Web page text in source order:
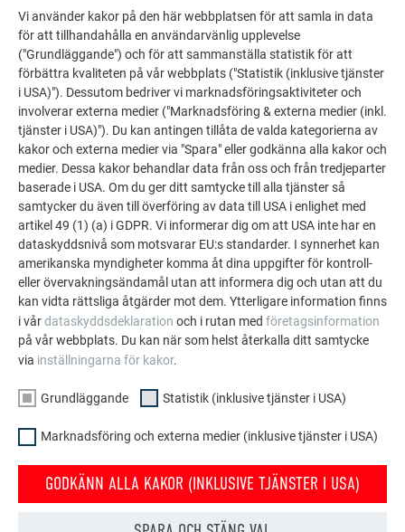
annars orsaka korrosion.
Blanda inga rengöringsmedel och följ tillverkarens
anvisningar för rengöringsmedlet.
Använd endast neutrala rengöringsmedel för
aluminium med organisk beläggning.
Använd inga produkter som löser upp eller angriper
lackskiktet, t.ex.:
starkt alkaliska produkter som kali- eller
natronlut
sura produkter
slipande produkter
rengöringsmedel som innehåller lösningsmedel
Torka av överflödigt sköljvatten med en svamp eller ett
sämskskinn så det inte finns kvar några mineralrester från
sköljvattnet när ytan torkar.
rekommenderar vi att fasaderna rengörs så snart som
stänkvatten efter fasadtvätten.
Följ rengörings- och säkerhetsanvisningarna från tillverkaren
av rengöringsmedlet och testa ev. först på en dold yta av
Vi använder kakor på den här webbplatsen för att samla in data
för att tillhandahålla en användarvänlig upplevelse
("Grundläggande") och för att sammanställa statistik för att
förbättra kvaliteten på vår webbplats ("Statistik (inklusive tjänster
i USA)"). Dessutom bedriver vi marknadsföringsaktiviteter och
involverar externa medier ("Marknadsföring & externa medier (inkl.
tjänster i USA)"). Du kan antingen tillåta de valda kategorierna av
kakor och externa medier via "Spara" eller godkänna alla kakor och
medier. Dessa kakor behandlar data från oss och från tredjeparter
baserade i USA. Om du ger ditt samtycke till alla tjänster så
samtycker du även till överföring av data till USA i enlighet med
artikel 49 (1) (a) i GDPR. Vi informerar dig om att USA inte har en
dataskyddsnivå som motsvarar EU:s standarder. I synnerhet kan
amerikanska myndigheter komma åt dina uppgifter för kontroll-
eller övervakningsändamål utan att informera dig och utan att du
kan vidta rättsliga åtgärder mot dem. Ytterligare information finns
i vårdataskyddsdeklaration och i rutan med företagsinformation
på vår webbplats. Du kan när som helst återkalla ditt samtycke
via inställningarna för kakor.
Grundläggande Statistik (inklusive tjänster i USA)
Marknadsföring och externa medier (inklusive tjänster i USA)
GODKÄNN ALLA KAKOR (INKLUSIVE TJÄNSTER I USA)